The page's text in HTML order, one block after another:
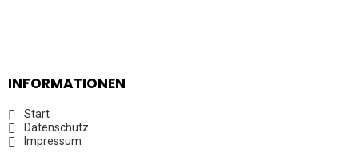
INFORMATIONEN
Start
Datenschutz
Impressum